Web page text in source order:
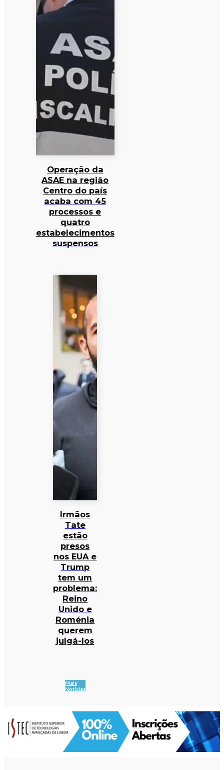
Operação da
ASAE na região
Centro do país
acaba com 45
processos e
quatro
estabelecimentos
suspensos
Irmãos
Tate
estão
presos
nos EUA e
Trump
tem um
problema:
Reino
Unido e
Roménia
querem
julgá-los
Mais
Notícias